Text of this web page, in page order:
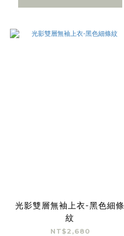
光影雙層無袖上衣-黑色細條
紋
NT$2,680